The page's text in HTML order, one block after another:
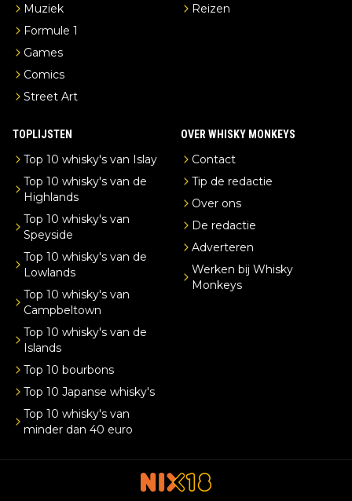
Muziek
Formule 1
Games
Comics
Street Art
Reizen
TOPLIJSTEN
Top 10 whisky's van Islay
Top 10 whisky's van de
Highlands
Top 10 whisky's van
Speyside
Top 10 whisky's van de
Lowlands
Top 10 whisky's van
Campbeltown
Top 10 whisky's van de
Islands
Top 10 bourbons
Top 10 Japanse whisky's
Top 10 whisky's van
minder dan 40 euro
OVER WHISKY MONKEYS
Contact
Tip de redactie
Over ons
De redactie
Adverteren
Werken bij Whisky
Monkeys